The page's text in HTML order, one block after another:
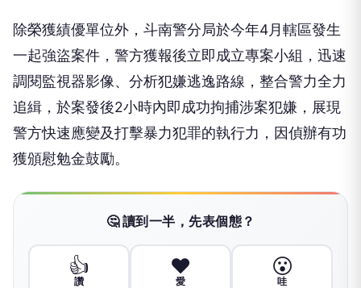
除榮獲績優單位外，斗南警分局於今年4月轄區發生
一起強盜案件，警方獲報後立即成立專案小組，迅速
調閱監視器影像、分析犯嫌逃逸路線，整合警力全力
追緝，於案發後2小時內即成功拘捕涉案犯嫌，展現
警方快速應變及打擊暴力犯罪的執行力，因偵辦有功
獲頒慰勉金鼓勵。
🤔 讀到一半，先表個態？
👍
讚
❤️
愛
😮
哇